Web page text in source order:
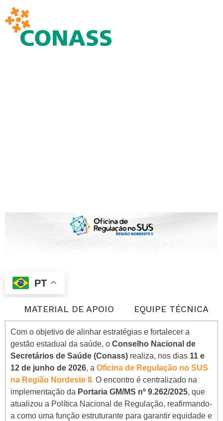
PT
MATERIAL DE APOIO EQUIPE TÉCNICA
Com o objetivo de alinhar estratégias e fortalecer a
gestão estadual da saúde, o Conselho Nacional de
Secretários de Saúde (Conass) realiza, nos dias 11 e
12 de junho de 2026, a Oficina de Regulação no SUS
na Região Nordeste II . O encontro é centralizado na
implementação da Portaria GM/MS nº 9.262/2025, que
atualizou a Política Nacional de Regulação, reafirmando-
a como uma função estruturante para garantir equidade e